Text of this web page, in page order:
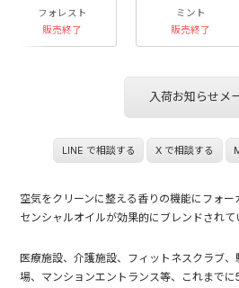
フォレスト
販売終了
ミント
販売終了
入荷お知らせメ
LINE で相談する X で相談する
空気をクリーンに整える香りの機能にフォ
センシャルオイルが効果的にブレンドされて
医療施設、介護施設、フィットネスクラブ
場、マンションエントランス等、これまで